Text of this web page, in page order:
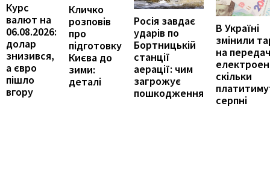
Курс
валют на
06.08.2026:
долар
знизився,
а євро
пішло
вгору
Кличко
розповів
про
підготовку
Києва до
зими:
деталі
Росія завдає
ударів по
Бортницькій
станції
аерації: чим
загрожує
пошкодження
В Україні
змінили
на
скільки
серпні